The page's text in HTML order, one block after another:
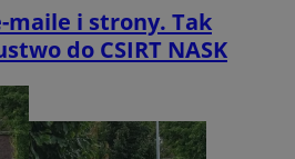
maile i strony. Tak
do CSIRT NASK